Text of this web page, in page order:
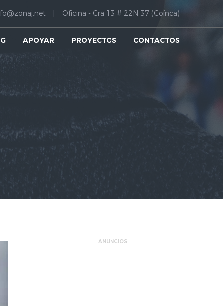
APOYAR PROYECTOS CONTACTOS
Oficina - Cra 13 # 22N 37 (Coínca)
ANUNCIOS